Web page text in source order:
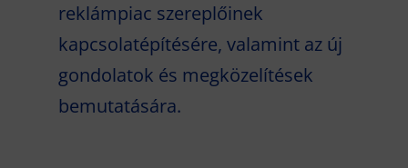
reklámpiac szereplőinek
kapcsolatépítésére, valamint az új
gondolatok és megközelítések
bemutatására.